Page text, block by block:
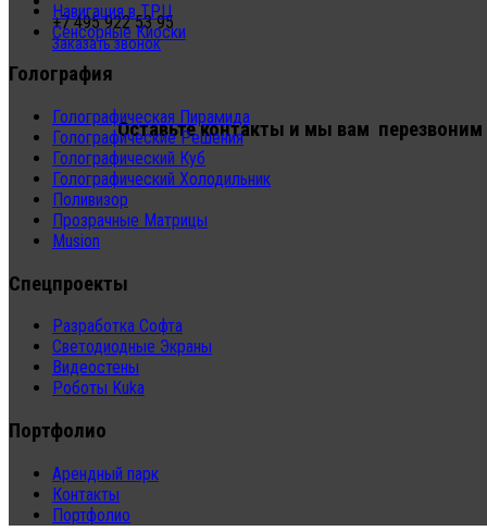
+7 495 922 53 95
Заказать звонок
Оставьте контакты и мы вам перезвоним
Навигация в ТРЦ
Сенсорные Киоски
Голография
Голографическая Пирамида
Голографические Решения
Голографический Куб
Голографический Холодильник
Поливизор
Прозрачные Матрицы
Musion
Спецпроекты
Разработка Софта
Светодиодные Экраны
Видеостены
Роботы Kuka
Портфолио
Арендный парк
Контакты
Портфолио